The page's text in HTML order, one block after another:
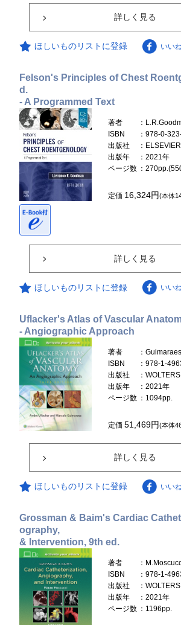
詳しく見る
ほしいものリストに登録 いいね
Felson's Principles of Chest
d.
- A Programmed Text
著者
：
ISBN
：978-0-
出版社
：ELSEVIER
出版年
：2021年
ページ数 ：
定価 16,324円(本体
詳しく見る
ほしいものリストに登録 いい
Uflacker's Atlas of Vascular
- Angiographic Approach
著者
：Guimaraes
ISBN
：978-1-
出版社
：
出版年
：2021年
ページ数 ：1094pp.
定価51,469円(本体
詳しく見る
ほしいものリストに登録 いいね
Grossman & Baim's Cardiac
ography,
& Intervention, 9th ed.
著者
：
ISBN
：978-1-
出版社
：
出版年
：2021年
ページ数 ：1196pp.